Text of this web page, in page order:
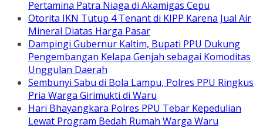
Pertamina Patra Niaga di Akamigas Cepu
Otorita IKN Tutup 4 Tenant di KIPP Karena Jual Air
Mineral Diatas Harga Pasar
Dampingi Gubernur Kaltim, Bupati PPU Dukung
Pengembangan Kelapa Genjah sebagai Komoditas
Unggulan Daerah
Sembunyi Sabu di Bola Lampu, Polres PPU Ringkus
Pria Warga Girimukti di Waru
Hari Bhayangkara Polres PPU Tebar Kepedulian
Lewat Program Bedah Rumah Warga Waru